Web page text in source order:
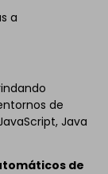
a
de
Java
de